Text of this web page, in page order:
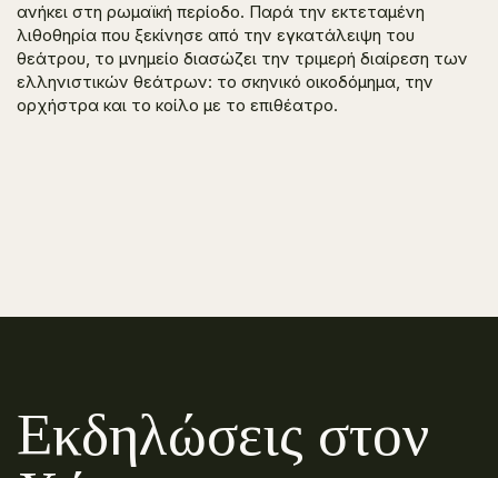
ανήκει στη ρωμαϊκή περίοδο. Παρά την εκτεταμένη
λιθοθηρία που ξεκίνησε από την εγκατάλειψη του
θεάτρου, το μνημείο διασώζει την τριμερή διαίρεση των
ελληνιστικών θεάτρων: το σκηνικό οικοδόμημα, την
ορχήστρα και το κοίλο με το επιθέατρο.
Εκδηλώσεις στον